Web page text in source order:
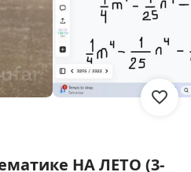
НА ЛЕТО (3-